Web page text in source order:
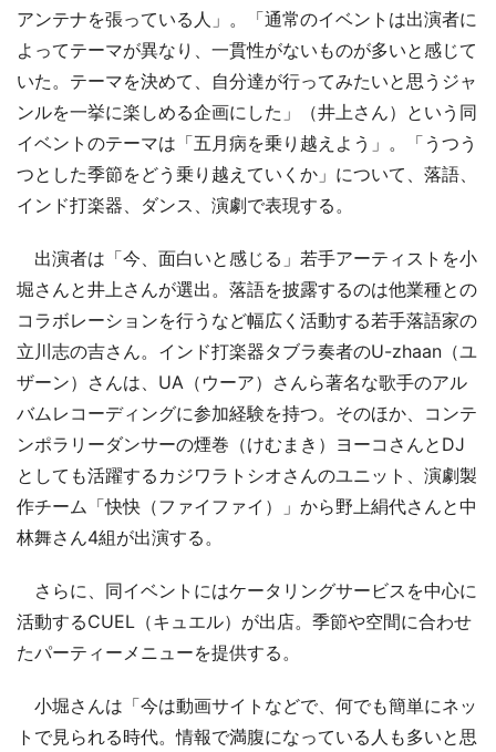
アンテナを張っている人」。「通常のイベントは出演者に
よってテーマが異なり、一貫性がないものが多いと感じて
いた。テーマを決めて、自分達が行ってみたいと思うジャ
ンルを一挙に楽しめる企画にした」（井上さん）という同
イベントのテーマは「五月病を乗り越えよう」。「うつう
つとした季節をどう乗り越えていくか」について、落語、
インド打楽器、ダンス、演劇で表現する。
出演者は「今、面白いと感じる」若手アーティストを小
堀さんと井上さんが選出。落語を披露するのは他業種との
コラボレーションを行うなど幅広く活動する若手落語家の
立川志の吉さん。インド打楽器タブラ奏者のU-zhaan（ユ
ザーン）さんは、UA（ウーア）さんら著名な歌手のアル
バムレコーディングに参加経験を持つ。そのほか、コンテ
ンポラリーダンサーの煙巻（けむまき）ヨーコさんとDJ
としても活躍するカジワラトシオさんのユニット、演劇製
作チーム「快快（ファイファイ）」から野上絹代さんと中
林舞さん4組が出演する。
さらに、同イベントにはケータリングサービスを中心に
活動するCUEL（キュエル）が出店。季節や空間に合わせ
たパーティーメニューを提供する。
小堀さんは「今は動画サイトなどで、何でも簡単にネッ
トで見られる時代。情報で満腹になっている人も多いと思